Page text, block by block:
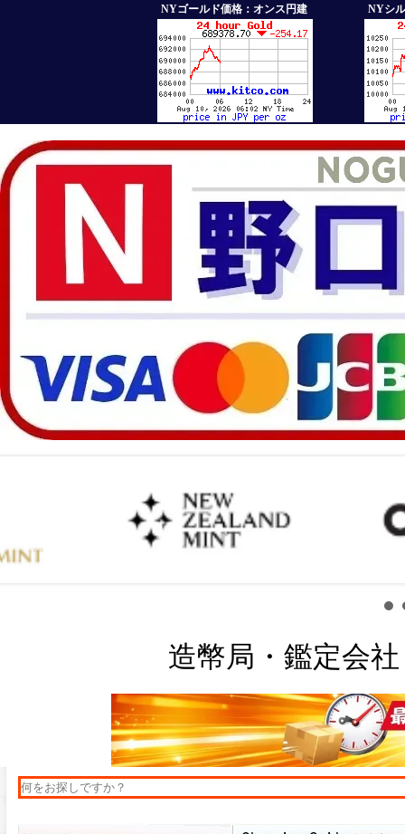
NYゴールド価格：オンス円建 NYシ
造幣局・鑑定会